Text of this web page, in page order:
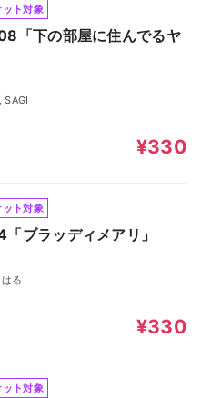
ット対象
「下の部屋に住んでるヤ
SAGI
¥330
ット対象
ブラッディメアリ」
る
¥330
ット対象